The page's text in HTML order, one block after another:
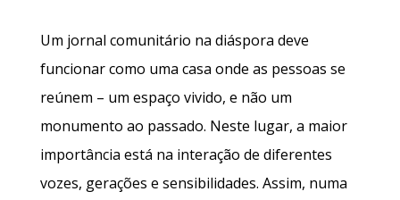
Um jornal comunitário na diáspora deve
funcionar como uma casa onde as pessoas se
reúnem – um espaço vivido, e não um
monumento ao passado. Neste lugar, a maior
importância está na interação de diferentes
vozes, gerações e sensibilidades. Assim, numa